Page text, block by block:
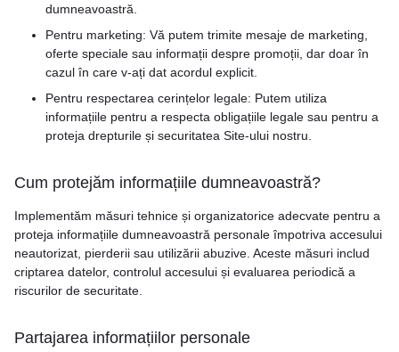
dumneavoastră.
Pentru marketing: Vă putem trimite mesaje de marketing,
oferte speciale sau informații despre promoții, dar doar în
cazul în care v-ați dat acordul explicit.
Pentru respectarea cerințelor legale: Putem utiliza
informațiile pentru a respecta obligațiile legale sau pentru a
proteja drepturile și securitatea Site-ului nostru.
Cum protejăm informațiile dumneavoastră?
Implementăm măsuri tehnice și organizatorice adecvate pentru a
proteja informațiile dumneavoastră personale împotriva accesului
neautorizat, pierderii sau utilizării abuzive. Aceste măsuri includ
criptarea datelor, controlul accesului și evaluarea periodică a
riscurilor de securitate.
Partajarea informațiilor personale